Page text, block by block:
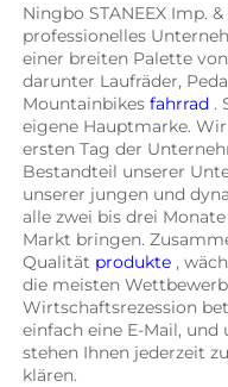
Ningbo STANEEX Imp.
professionelles
einer breiten Palette
darunter Laufräder,
Mountainbikes fahrrad .
eigene Hauptmarke.
ersten Tag der
Bestandteil unserer
unserer jungen und
alle zwei bis drei
Markt bringen.
Qualität produkte ,
die meisten
Wirtschaftsrezession
einfach eine E-Mail,
stehen Ihnen jederzeit
klären.